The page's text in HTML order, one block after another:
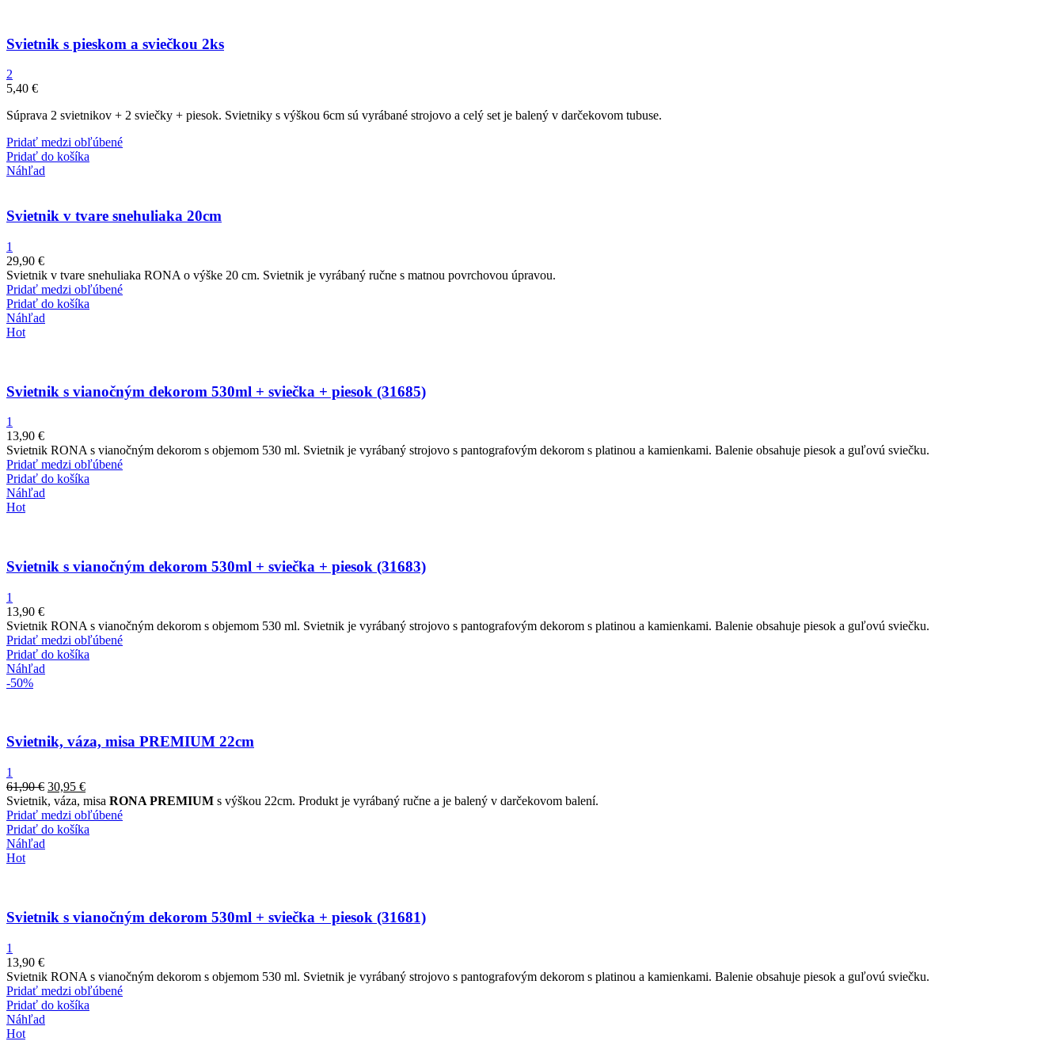
Svietnik s pieskom a sviečkou 2ks
2
5,40 €
Súprava 2 svietnikov + 2 sviečky + piesok. Svietniky s výškou 6cm sú vyrábané strojovo a celý set je balený v darčekovom tubuse.
Pridať medzi obľúbené
Pridať do košíka
Náhľad
Svietnik v tvare snehuliaka 20cm
1
29,90 €
Svietnik v tvare snehuliaka RONA o výške 20 cm. Svietnik je vyrábaný ručne s matnou povrchovou úpravou.
Pridať medzi obľúbené
Pridať do košíka
Náhľad
Hot
Svietnik s vianočným dekorom 530ml + sviečka + piesok (31685)
1
13,90 €
Svietnik RONA s vianočným dekorom s objemom 530 ml. Svietnik je vyrábaný strojovo s pantografovým dekorom s platinou a kamienkami. Balenie obsahuje piesok a guľovú sviečku.
Pridať medzi obľúbené
Pridať do košíka
Náhľad
Hot
Svietnik s vianočným dekorom 530ml + sviečka + piesok (31683)
1
13,90 €
Svietnik RONA s vianočným dekorom s objemom 530 ml. Svietnik je vyrábaný strojovo s pantografovým dekorom s platinou a kamienkami. Balenie obsahuje piesok a guľovú sviečku.
Pridať medzi obľúbené
Pridať do košíka
Náhľad
-50%
Svietnik, váza, misa PREMIUM 22cm
1
61,90€ 30,95 €
Svietnik, váza, misa RONA PREMIUM s výškou 22cm. Produkt je vyrábaný ručne a je balený v darčekovom balení.
Pridať medzi obľúbené
Pridať do košíka
Náhľad
Hot
Svietnik s vianočným dekorom 530ml + sviečka + piesok (31681)
1
13,90 €
Svietnik RONA s vianočným dekorom s objemom 530 ml. Svietnik je vyrábaný strojovo s pantografovým dekorom s platinou a kamienkami. Balenie obsahuje piesok a guľovú sviečku.
Pridať medzi obľúbené
Pridať do košíka
Náhľad
Hot